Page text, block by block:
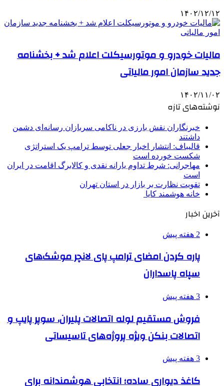
۱۴۰۲/۱۲/۱۲
مالیات خودرو و موتورسیکلت اعلام شد + بخشنامه
جدید سازمان امور مالیاتی
۱۴۰۲/۱۱/۰۲
نوشته‌های تازه
خبرنگاران نقش بارزی در ناکامی سربازان رسانه‌ای دشمن
داشتند
قالیباف: انتشار اخبار جعلی توسط ترامپ یک استراتژی
شکست خورده است
مهاجرانی: شرط تداوم یارانه نقدی و کالابرگ اقامت در ایران
است
تقویت نظارت بر بازار در استان تهران
خانه هوشمند کایا
آخرین اخبار
2 هفته پیش
پاره کردن امضای ترامپ پای لانچر موشک‌های
سپاه پاسداران
3 هفته پیش
فروش مستقیم لوله اتصالات پلیران، سوپر پایپ و
اتصالات بنکن ویژه پروژه‌های تاسیساتی
3 هفته پیش
کاغذ دیواری ساده؛ انتخابی هوشمندانه برای